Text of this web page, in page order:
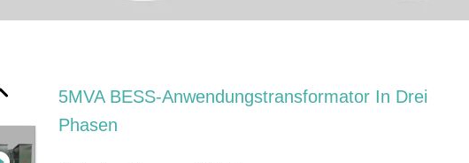
5MVA BESS-Anwendungstransformator In Drei
Phasen